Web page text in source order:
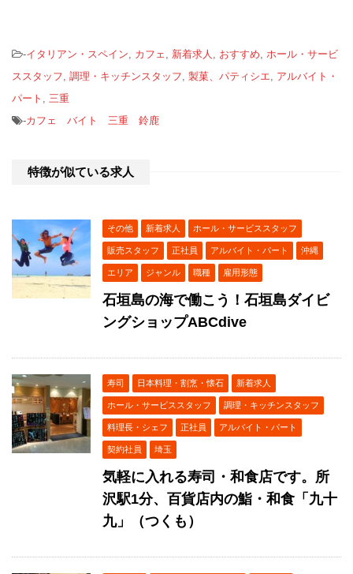
-イタリアン・スペイン, カフェ , 新着求人 , おすすめ, ホール・サービ
ススタッフ, 調理・キッチンスタッフ, 製菓、パティシエ, アルバイト・
パート , 三重
-カフェ バイト 三重 鈴鹿
特徴が似ている求人
その他 新着求人 ホール・サービススタッフ
販売スタッフ 正社員 アルバイト・パート 沖縄
エリア ジャンル 職種 雇用形態
石垣島の海で働こう！石垣島ダイビ
ングショップABCdive
寿司 日本料理・割烹・懐石 新着求人
ホール・サービススタッフ 調理・キッチンスタッフ
料理長・シェフ 正社員 アルバイト・パート
契約社員 埼玉
気軽に入れる寿司・和食店です。所
沢駅1分、百貨店内の鮨・和食「九十
九」（つくも）